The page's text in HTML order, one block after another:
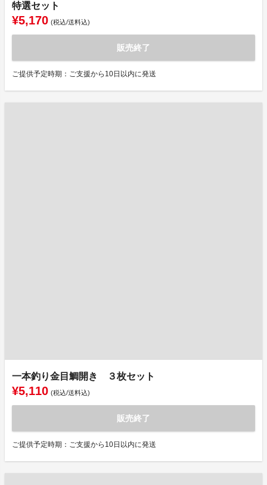
特選セット
¥5,170 (税込/送料込)
販売終了
ご提供予定時期：ご支援から10日以内に発送
一本釣り金目鯛開き ３枚セット
¥5,110 (税込/送料込)
販売終了
ご提供予定時期：ご支援から10日以内に発送